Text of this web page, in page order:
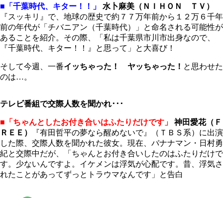
■「千葉時代、キター！！」
水卜麻美（ＮＩＨＯＮ ＴＶ）
『スッキリ』で、地球の歴史で約７７万年前から１２万６千年
前の年代が「チバニアン（千葉時代）」と命名される可能性が
あることを紹介。その際、「私は千葉県市川市出身なので、
『千葉時代、キター！！』と思って」と大喜び！
そして今週、一番イッちゃった！ ヤッちゃった！ と思わせた
のは…。
テレビ番組で交際人数を聞かれ･･･
■「ちゃんとしたお付き合いはふたりだけです」
神田愛花（Ｆ
ＲＥＥ）
『有田哲平の夢なら醒めないで』（ＴＢＳ系）に出演
した際、交際人数を聞かれた彼女。現在、バナナマン・日村勇
紀と交際中だが、「ちゃんとお付き合いしたのはふたりだけで
す。少ないんですよ。イケメンは浮気が心配です。昔、浮気さ
れたことがあってずっとトラウマなんです」と告白